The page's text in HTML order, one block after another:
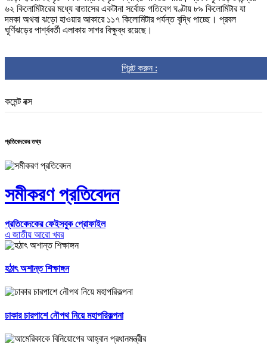
৬২ কিলোমিটারের মধ্যে বাতাসের একটানা সর্বোচ্চ গতিবেগ ঘণ্টায় ৮৯ কিলোমিটার যা
দমকা অথবা ঝড়ো হাওয়ার আকারে ১১৭ কিলোমিটার পর্যন্ত বৃদ্ধি পাচ্ছে। প্রবল
ঘূর্ণিঝড়ের পার্শ্ববর্তী এলাকায় সাগর বিক্ষুব্ধ রয়েছে।
প্রিন্ট করুন :
কমেন্ট বক্স
প্রতিবেদকের তথ্য
সমীকরণ প্রতিবেদন
প্রতিবেদকের ফেইসবুক প্রোফাইল
এ জাতীয় আরো খবর
হঠাৎ অশান্ত শিক্ষাঙ্গন
ঢাকার চারপাশে নৌপথ নিয়ে মহাপরিকল্পনা